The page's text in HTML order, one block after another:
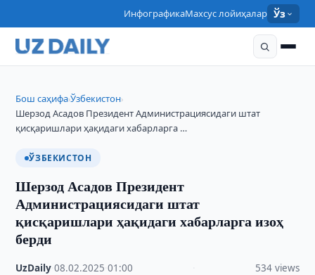
ИнфографикаМахсус лойиҳалар Ўз
Бош саҳифа›Ўзбекистон›
Шерзод Асадов Президент Администрациясидаги штат
қисқаришлари ҳақидаги хабарларга …
ЎЗБЕКИСТОН
Шерзод Асадов Президент
Администрациясидаги штат
қисқаришлари ҳақидаги хабарларга изоҳ
берди
UzDaily ·08.02.2025 ·01:00 534 views